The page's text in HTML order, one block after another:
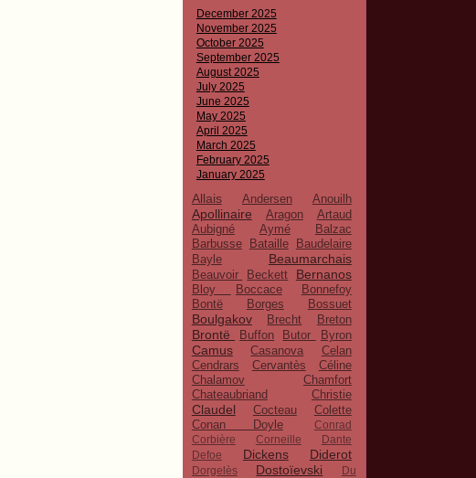
December 2025
November 2025
October 2025
September 2025
August 2025
July 2025
June 2025
May 2025
April 2025
March 2025
February 2025
January 2025
Allais Andersen Anouilh
Apollinaire Aragon
Artaud
Aubigné
Aymé
Balzac
Barbusse
Bataille
Baudelaire
Bayle
Beaumarchais
Beauvoir Beckett Bernanos
Bloy Boccace
Bonnefoy
Bontë
Borges Bossuet
Boulgakov Brecht Breton
Brontë Buffon Butor Byron
Camus Casanova
Celan
Cendrars
Cervantès
Céline
Chalamov
Chamfort
Chateaubriand
Christie
Claudel Cocteau
Colette
Conan Doyle
Conrad
Corbière
Corneille
Dante
Defoe
Dickens Diderot
Dorgelès Dostoïevski
Du